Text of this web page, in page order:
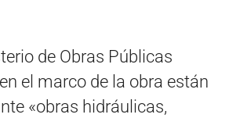
de Obras Públicas
el marco de la obra están
«obras hidráulicas,